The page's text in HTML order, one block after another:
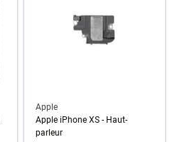
Apple
Apple iPhone XS - Haut-
parleur